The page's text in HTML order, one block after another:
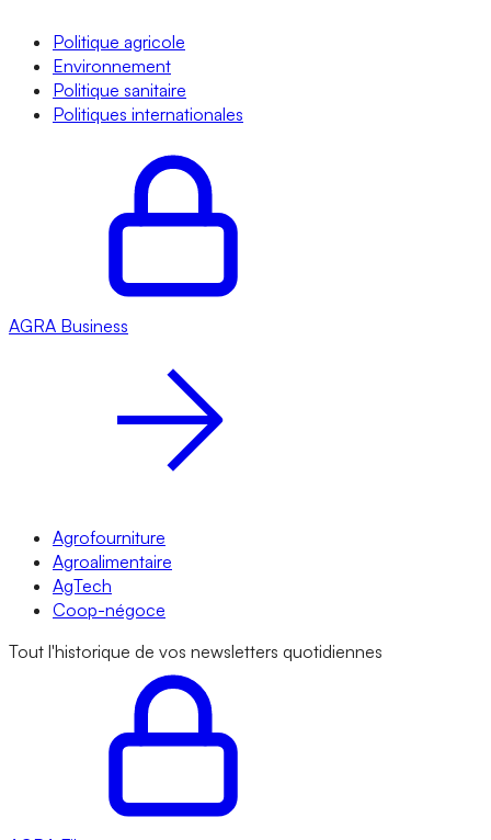
Politique agricole
Environnement
Politique sanitaire
Politiques internationales
AGRA Business
Agrofourniture
Agroalimentaire
AgTech
Coop-négoce
Tout l'historique de vos newsletters quotidiennes